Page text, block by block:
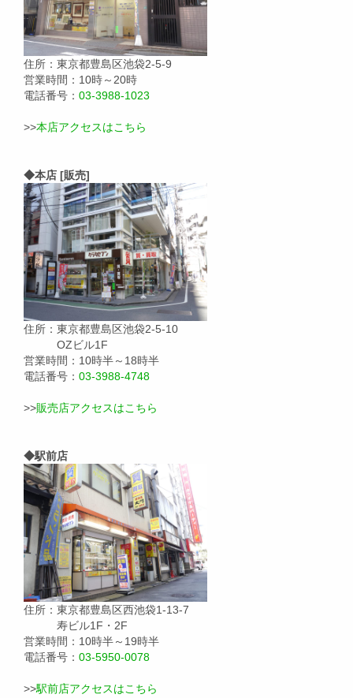
住所：東京都豊島区池袋2-5-9
営業時間：10時～20時
電話番号： 03-3988-1023
>>本店アクセスはこちら
◆本店 [販売]
住所：東京都豊島区池袋2-5-10
OZビル1F
営業時間：10時半～18時半
電話番号： 03-3988-4748
>>販売店アクセスはこちら
◆駅前店
住所：東京都豊島区西池袋1-13-7
寿ビル1F・2F
営業時間：10時半～19時半
電話番号： 03-5950-0078
>>駅前店アクセスはこちら